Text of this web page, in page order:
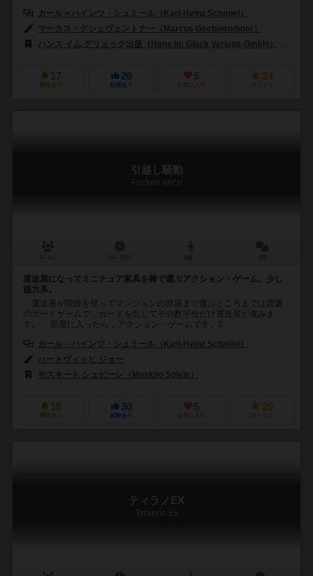
カール＝ハインツ・シュミール（Karl-Heinz Schmiel）
マーカス・グシュヴェントナー（Marcus Gschwendtner）
ハンス イム グリュック出版（Hans im Glück Verlags-GmbH）
17
興味あり
26
経験あり
5
お気に入り
24
持ってる
引越し騒動
Packen Wir's!
運送屋になってミニチュア家具を棒で運ぶアクション・ゲーム。少し
協力系。
運送屋が階段を登ってマンションの部屋まで運ぶところまでは普通
のボードゲームで，カードを出してその数字分だけ運送屋が進みま
す。 部屋に入ったら，アクション・ゲームです。2...
カール－ハインツ・シュミール（Karl-Heinz Schmiel）
ハートヴィッヒ ジョー
モスキート シュピーレ（Moskito Spiele）
18
興味あり
30
経験あり
5
お気に入り
20
持ってる
ティラノEX
Tyranno Ex